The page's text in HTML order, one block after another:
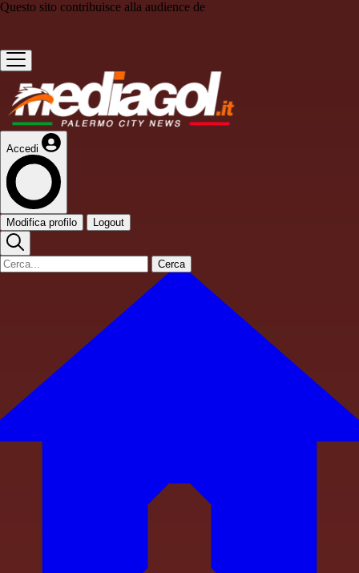
Questo sito contribuisce alla audience de
Accedi
Modifica profilo Logout
Cerca